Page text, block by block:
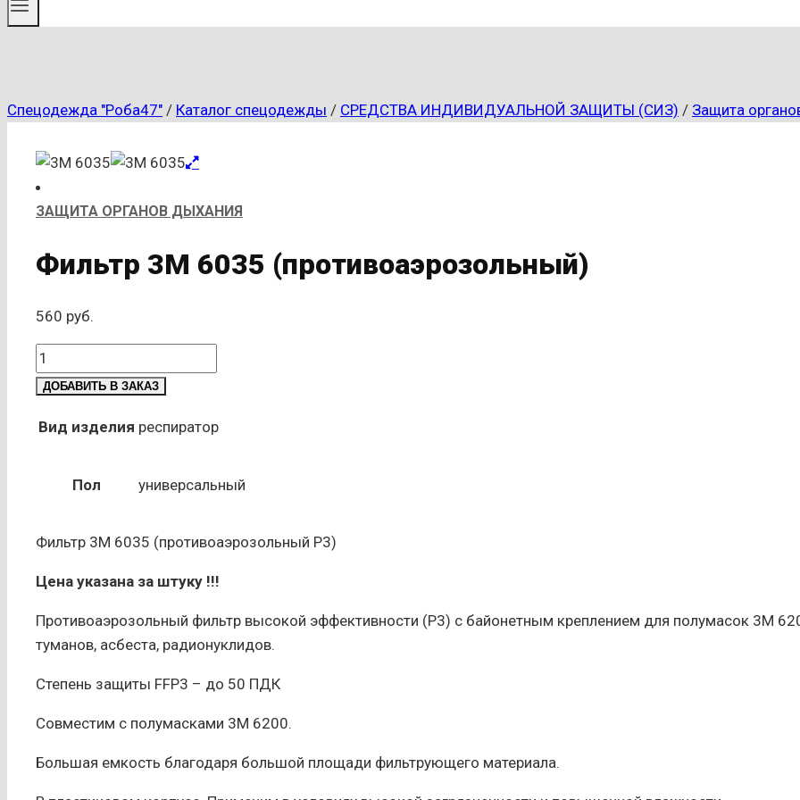
Спецодежда "Роба47" / Каталог спецодежды / СРЕДСТВА ИНДИВИДУАЛЬНОЙ ЗАЩИТЫ (СИЗ) / Защита
ЗАЩИТА ОРГАНОВ ДЫХАНИЯ
Фильтр 3М 6035 (противоаэрозольный)
560 руб.
Количество
товара
3М
(противоаэрозольный)
ДОБАВИТЬ В ЗАКАЗ
Вид изделия респиратор
Пол универсальный
Фильтр 3М 6035 (противоаэрозольный Р3)
Цена указана за штуку !!!
Противоаэрозольный фильтр высокой эффективности (Р3) с байонетным креплением для полумасок 3М
туманов, асбеста, радионуклидов.
Степень защиты FFP3 – до 50 ПДК
Совместим с полумасками 3M 6200.
Большая емкость благодаря большой площади фильтрующего материала.